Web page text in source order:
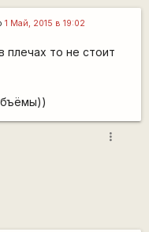
1 Май, 2015 в 19:02
плечах то не стоит
more_vert